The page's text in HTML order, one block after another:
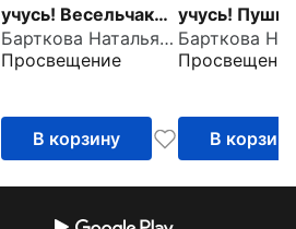
учусь! Весельчак
Чудесник и
волшебная щука.
Барткова Наталья Александровна
Просвещение
В корзину
учусь!
лесные
Сочетания
В корзину